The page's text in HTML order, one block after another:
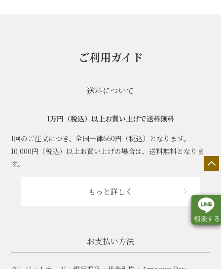
ご利用ガイド
送料について
1万円（税込）以上お買い上げで送料無料
1回のご注文につき、全国一律660円（税込）となります。
10,000円（税込）以上お買い上げの場合は、送料無料となりま
す。
もっと詳しく
お支払い方法
店舗一覧 展示会情報 カタログ請求